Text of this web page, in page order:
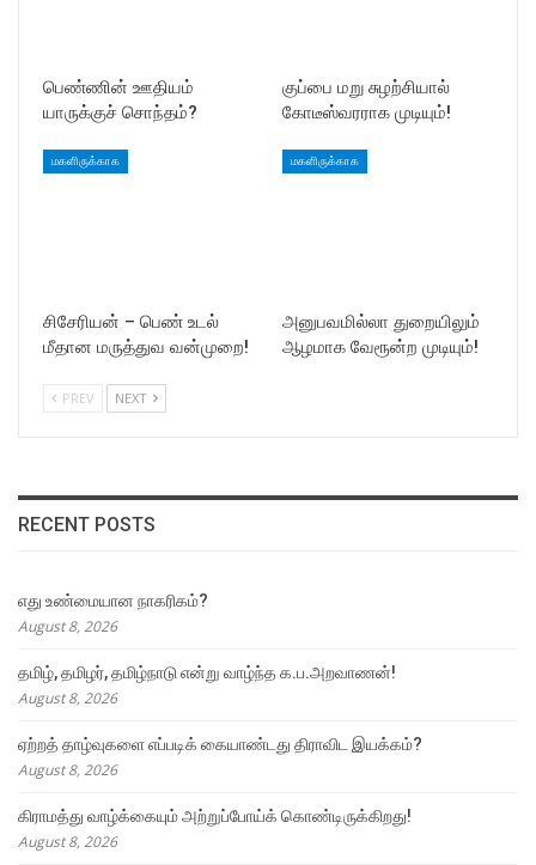
பெண்ணின் ஊதியம்
யாருக்குச் சொந்தம்?
குப்பை மறு சுழற்சியால்
கோடீஸ்வரராக முடியும்!
மகளிருக்காக
சிசேரியன் – பெண் உடல்
மீதான மருத்துவ வன்முறை!
மகளிருக்காக
அனுபவமில்லா துறையிலும்
ஆழமாக வேரூன்ற முடியும்!
PREV NEXT
RECENT POSTS
எது உண்மையான நாகரிகம்?
August 8, 2026
தமிழ், தமிழர், தமிழ்நாடு என்று வாழ்ந்த க.ப.அறவாணன்!
August 8, 2026
ஏற்றத் தாழ்வுகளை எப்படிக் கையாண்டது திராவிட இயக்கம்?
August 8, 2026
கிராமத்து வாழ்க்கையும் அற்றுப்போய்க் கொண்டிருக்கிறது!
August 8, 2026